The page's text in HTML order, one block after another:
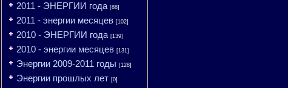
2011 - ЭНЕРГИИ года [88]
2011 - энергии месяцев [102]
2010 - ЭНЕРГИИ года [139]
2010 - энергии месяцев [131]
Энергии 2009-2011 годы [128]
Энергии прошлых лет [0]